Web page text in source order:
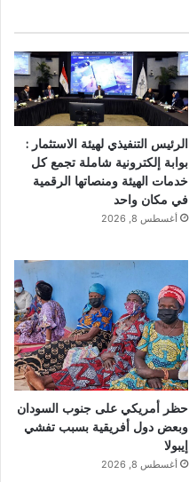
الرئيس التنفيذي لهيئة الاستثمار :
بوابة إلكترونية شاملة تجمع كل
خدمات الهيئة ومنصاتها الرقمية
في مكان واحد
أغسطس 8, 2026
حظر أمريكي على جنوب السودان
وبعض دول أفريقية بسبب تفشي
إيبولا
أغسطس 8, 2026